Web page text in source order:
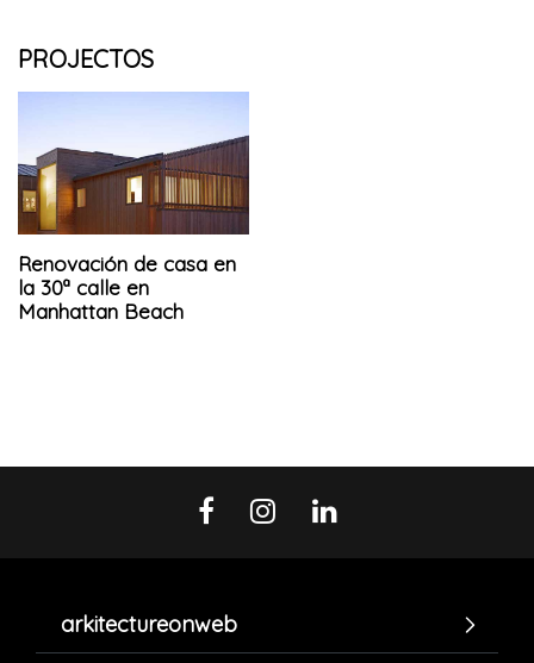
PROJECTOS
Renovación de casa en
la 30ª calle en
Manhattan Beach
arkitectureonweb